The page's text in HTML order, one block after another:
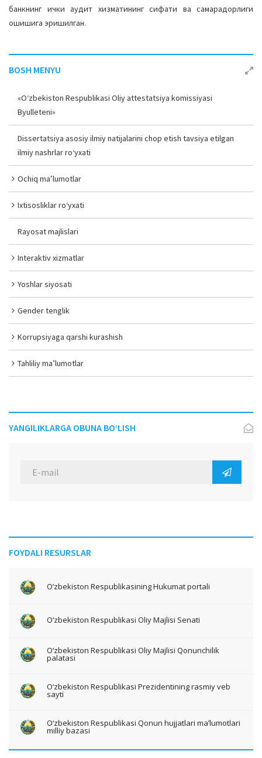
банкнинг ички аудит хизматининг сифати ва самарадорлиги
ошишига эришилган.
BOSH MENYU
«O‘zbekiston Respublikasi Oliy attestatsiya komissiyasi
Byulleteni»
Dissertatsiya asosiy ilmiy natijalarini chop etish tavsiya etilgan
ilmiy nashrlar ro‘yxati
Ochiq ma’lumotlar
Ixtisosliklar ro‘yxati
Rayosat majlislari
Interaktiv xizmatlar
Yoshlar siyosati
Gender tenglik
Korrupsiyaga qarshi kurashish
Tahliliy ma’lumotlar
YANGILIKLARGA OBUNA BO‘LISH
FOYDALI RESURSLAR
O‘zbekiston Respublikasining Hukumat portali
O‘zbekiston Respublikasi Oliy Majlisi Senati
O‘zbekiston Respublikasi Oliy Majlisi Qonunchilik
palatasi
O‘zbekiston Respublikasi Prezidentining rasmiy veb
sayti
O‘zbekiston Respublikasi Qonun hujjatlari ma’lumotlari
milliy bazasi